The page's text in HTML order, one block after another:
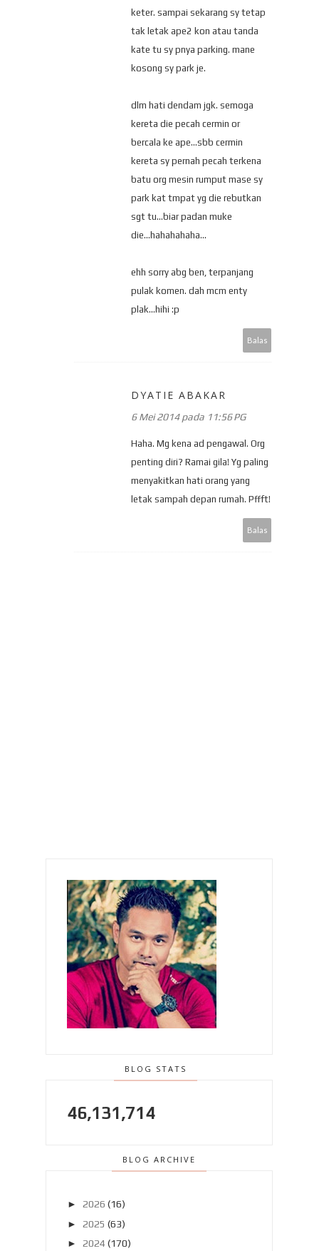
keter. sampai sekarang sy tetap
tak letak ape2 kon atau tanda
kate tu sy pnya parking. mane
kosong sy park je.
dlm hati dendam jgk. semoga
kereta die pecah cermin or
bercala ke ape...sbb cermin
kereta sy pernah pecah terkena
batu org mesin rumput mase sy
park kat tmpat yg die rebutkan
sgt tu...biar padan muke
die...hahahahaha...
ehh sorry abg ben, terpanjang
pulak komen. dah mcm enty
plak...hihi :p
Balas
DYATIE ABAKAR
6 Mei 2014 pada 11:56 PG
Haha. Mg kena ad pengawal. Org
penting diri? Ramai gila! Yg paling
menyakitkan hati orang yang
letak sampah depan rumah. Pffft!
Balas
BLOG STATS
46,131,714
BLOG ARCHIVE
► 2026 (16)
► 2025 (63)
► 2024 (170)